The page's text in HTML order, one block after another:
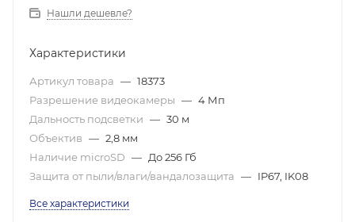
Нашли дешевле?
Характеристики
Артикул товара — 18373
Разрешение видеокамеры — 4 Мп
Дальность подсветки — 30 м
Объектив — 2,8 мм
Наличие microSD — До 256 Гб
Защита от пыли/влаги/вандалозащита — IP67, IK08
Все характеристики